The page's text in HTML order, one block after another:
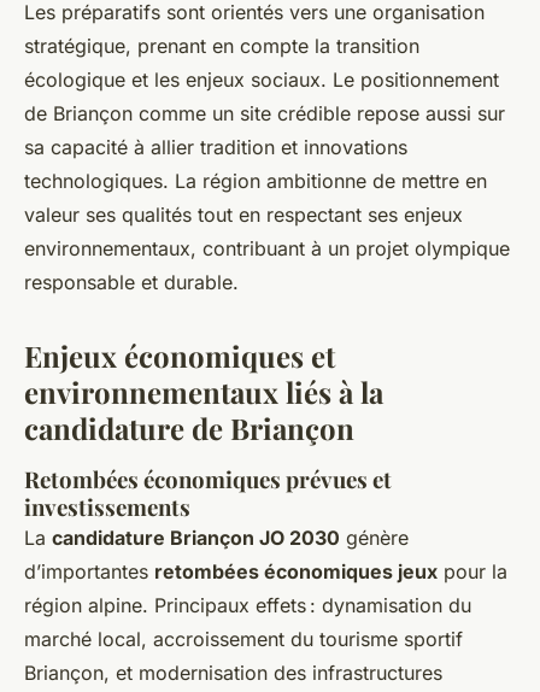
Les préparatifs sont orientés vers une organisation
stratégique, prenant en compte la transition
écologique et les enjeux sociaux. Le positionnement
de Briançon comme un site crédible repose aussi sur
sa capacité à allier tradition et innovations
technologiques. La région ambitionne de mettre en
valeur ses qualités tout en respectant ses enjeux
environnementaux, contribuant à un projet olympique
responsable et durable.
Enjeux économiques et
environnementaux liés à la
candidature de Briançon
Retombées économiques prévues et
investissements
La candidature Briançon JO 2030 génère
d’importantes retombées économiques jeux pour la
région alpine. Principaux effets : dynamisation du
marché local, accroissement du tourisme sportif
Briançon, et modernisation des infrastructures